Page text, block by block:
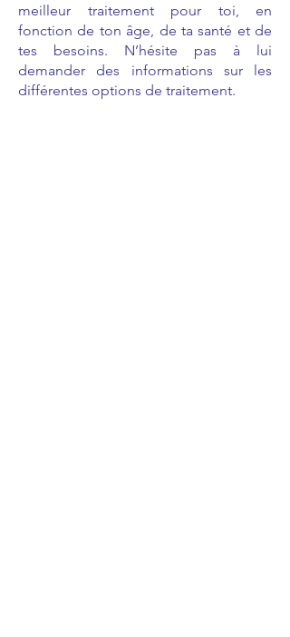
meilleur traitement pour toi, en
fonction de ton âge, de ta santé et de
tes besoins. N’hésite pas à lui
demander des informations sur les
différentes options de traitement.